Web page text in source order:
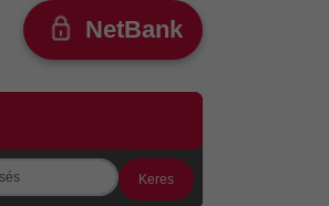
NetBank